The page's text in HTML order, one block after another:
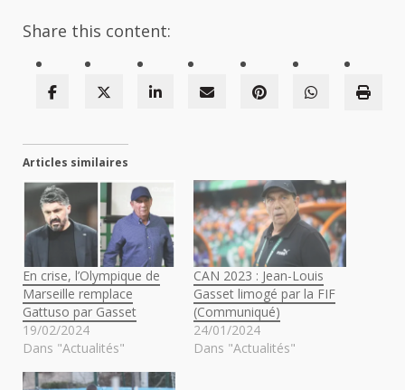
Share this content:
Articles similaires
En crise, l’Olympique de
Marseille remplace
Gattuso par Gasset
19/02/2024
Dans "Actualités"
CAN 2023 : Jean-Louis
Gasset limogé par la FIF
(Communiqué)
24/01/2024
Dans "Actualités"